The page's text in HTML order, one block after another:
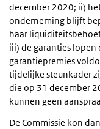
december 2020; ii)
onderneming blijft
haar
iii) de garanties lopen
garantiepremies
tijdelijke steunkader
die op 31 december
kunnen geen
De Commissie kon